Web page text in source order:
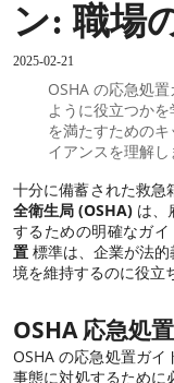
ン: 職場
2025-02-21
OSHA の応急処
ように役立つか
を満たすための
イアンスを理解し
十分に備蓄された救急
全衛生局 (OSHA) は、
するための明確なガ
置 標準は、企業が法
境を維持するのに役立
OSHA 応急処
OSHA の応急処置ガ
事態に対処するために